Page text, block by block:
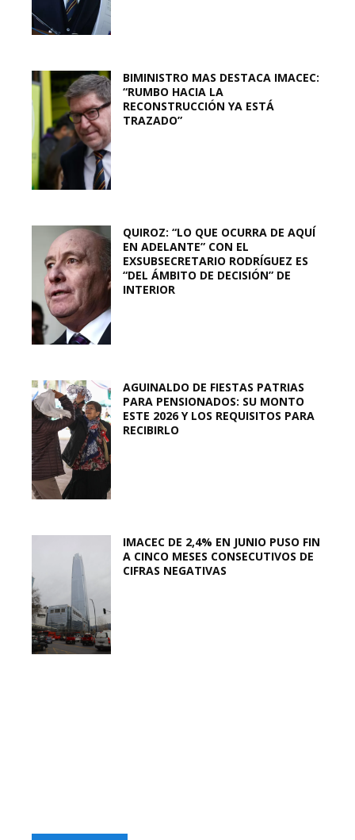
BIMINISTRO MAS DESTACA IMACEC:
“RUMBO HACIA LA
RECONSTRUCCIÓN YA ESTÁ
TRAZADO”
QUIROZ: “LO QUE OCURRA DE AQUÍ
EN ADELANTE” CON EL
EXSUBSECRETARIO RODRÍGUEZ ES
“DEL ÁMBITO DE DECISIÓN” DE
INTERIOR
AGUINALDO DE FIESTAS PATRIAS
PARA PENSIONADOS: SU MONTO
ESTE 2026 Y LOS REQUISITOS PARA
RECIBIRLO
IMACEC DE 2,4% EN JUNIO PUSO FIN
A CINCO MESES CONSECUTIVOS DE
CIFRAS NEGATIVAS